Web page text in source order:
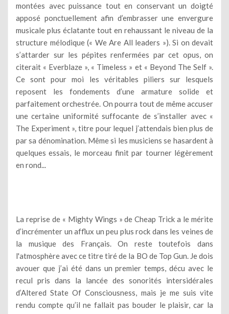
montées avec puissance tout en conservant un doigté
apposé ponctuellement afin d’embrasser une envergure
musicale plus éclatante tout en rehaussant le niveau de la
structure mélodique (« We Are All leaders »). Si on devait
s’attarder sur les pépites renfermées par cet opus, on
citerait « Everblaze », « Timeless » et « Beyond The Self ».
Ce sont pour moi les véritables piliers sur lesquels
reposent les fondements d’une armature solide et
parfaitement orchestrée. On pourra tout de même accuser
une certaine uniformité suffocante de s’installer avec «
The Experiment », titre pour lequel j’attendais bien plus de
par sa dénomination. Même si les musiciens se hasardent à
quelques essais, le morceau finit par tourner légèrement
en rond...
La reprise de « Mighty Wings » de Cheap Trick a le mérite
d’incrémenter un afflux un peu plus rock dans les veines de
la musique des Français. On reste toutefois dans
l'atmosphère avec ce titre tiré de la BO de Top Gun. Je dois
avouer que j’ai été dans un premier temps, décu avec le
recul pris dans la lancée des sonorités intersidérales
d’Altered State Of Consciousness, mais je me suis vite
rendu compte qu’il ne fallait pas bouder le plaisir, car la